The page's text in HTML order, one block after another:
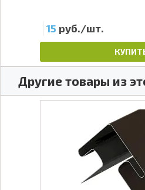
15 руб./шт.
Другие товары из